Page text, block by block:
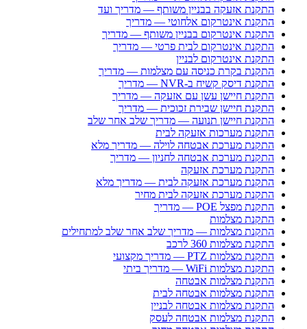
התקנת אזעקה בבניין משותף — מדריך ועד
התקנת אינטרקום אלחוטי — מדריך
התקנת אינטרקום בבניין משותף — מדריך
התקנת אינטרקום לבית פרטי — מדריך
התקנת אינטרקום לבניין
התקנת בקרת כניסה עם מצלמות — מדריך
התקנת דיסק קשיח ב-NVR — מדריך
התקנת חיישן עשן עם אזעקה — מדריך
התקנת חיישן שבירת זכוכית — מדריך
התקנת חיישן תנועה — מדריך שלב אחר שלב
התקנת מערכות אזעקה לבית
התקנת מערכת אבטחה לוילה — מדריך מלא
התקנת מערכת אבטחה לחניון — מדריך
התקנת מערכת אזעקה
התקנת מערכת אזעקה לבית — מדריך מלא
התקנת מערכת אזעקה לבית מחיר
התקנת מפצל POE — מדריך
התקנת מצלמות
התקנת מצלמות — מדריך שלב אחר שלב למתחילים
התקנת מצלמות 360 לרכב
התקנת מצלמות PTZ — מדריך מקצועי
התקנת מצלמות WiFi — מדריך ביתי
התקנת מצלמות אבטחה
התקנת מצלמות אבטחה לבית
התקנת מצלמות אבטחה לבניין
התקנת מצלמות אבטחה לעסק